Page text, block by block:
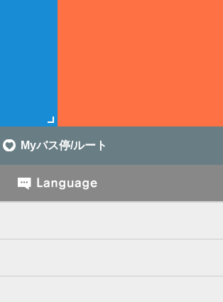
Myバス停/ルート